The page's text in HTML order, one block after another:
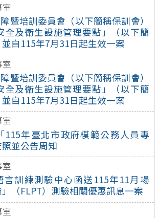
室
暨培訓委員會（以下簡稱保訓會）
全及衛生設施管理要點」（以下簡
自115年7月31日起生效一案
室
暨培訓委員會（以下簡稱保訓會）
全及衛生設施管理要點」（以下簡
自115年7月31日起生效一案
室
115年臺北市政府模範公務人員專
並公告周知
室
言訓練測驗中心函送115年11月場
」（FLPT）測驗相關優惠訊息一案
室